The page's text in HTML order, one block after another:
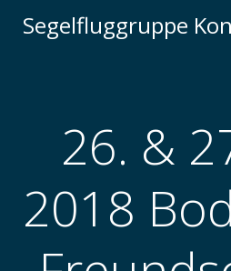
Segelfluggruppe
26. &
2018